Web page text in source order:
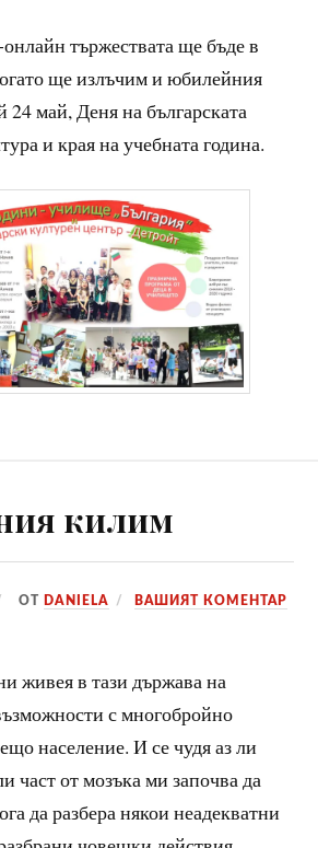
тържествата ще бъде в
ще излъчим и юбилейния
24 май, Деня на българската
и края на учебната година.
килим
ОТ DANIELA ВАШИЯТ КОМЕНТАР
живея в тази държава на
с многобройно
население. И се чудя аз ли
част от мозъка ми започва да
да разбера някои неадекватни